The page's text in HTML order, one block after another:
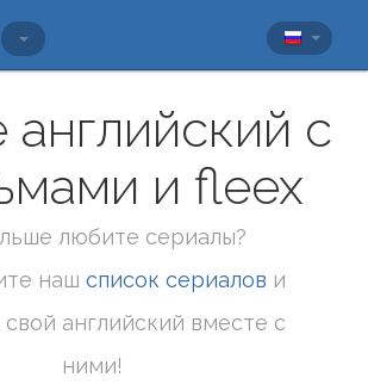
английский с
и fleex
любите сериалы?
наш список сериалов и
английский вместе с
ними!